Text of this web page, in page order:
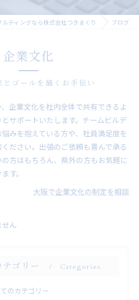
ルティングなら株式会社つきまくり ブログ
企業文化
とゴールを描くお手伝い
企業文化を社内全体で共有できるよ
サポートいたします。チームビルデ
みを抱えている方や、社員満足度を
ださい。出張のご依頼も喜んで承る
方はもちろん、県外の方もお気軽に
す。
大阪で企業文化の制定を相談
ん
テゴリー Categories
のカテゴリー